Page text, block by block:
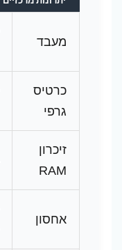
מעבד
כרטיס
גרפי
זיכרון
RAM
אחסון